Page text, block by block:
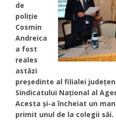
de
poliție
Cosmin
Andreica
a fost
reales
astăzi
președinte al filialei
Sindicatului Național al
Acesta și-a încheiat un
primit unul de la colegii săi.